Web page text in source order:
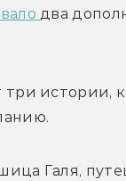
два
истории,
Галя,